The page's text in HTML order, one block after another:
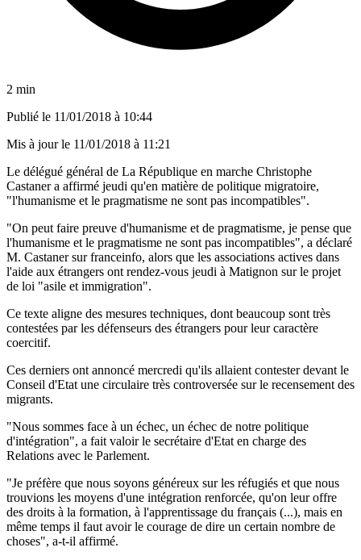
2 min
Publié le 11/01/2018 à 10:44
Mis à jour le 11/01/2018 à 11:21
Le délégué général de La République en marche Christophe
Castaner a affirmé jeudi qu'en matière de politique migratoire,
"l'humanisme et le pragmatisme ne sont pas incompatibles".
"On peut faire preuve d'humanisme et de pragmatisme, je pense que
l'humanisme et le pragmatisme ne sont pas incompatibles", a déclaré
M. Castaner sur franceinfo, alors que les associations actives dans
l'aide aux étrangers ont rendez-vous jeudi à Matignon sur le projet
de loi "asile et immigration".
Ce texte aligne des mesures techniques, dont beaucoup sont très
contestées par les défenseurs des étrangers pour leur caractère
coercitif.
Ces derniers ont annoncé mercredi qu'ils allaient contester devant le
Conseil d'Etat une circulaire très controversée sur le recensement des
migrants.
"Nous sommes face à un échec, un échec de notre politique
d'intégration", a fait valoir le secrétaire d'Etat en charge des
Relations avec le Parlement.
"Je préfère que nous soyons généreux sur les réfugiés et que nous
trouvions les moyens d'une intégration renforcée, qu'on leur offre
des droits à la formation, à l'apprentissage du français (...), mais en
même temps il faut avoir le courage de dire un certain nombre de
choses", a-t-il affirmé.